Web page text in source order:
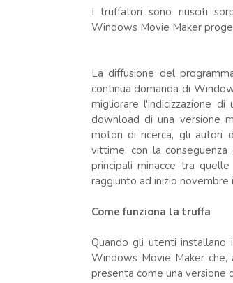
I truffatori sono riusciti
Windows Movie Maker
La diffusione del
continua domanda di
migliorare l'indicizzazione
download di una versione
motori di ricerca, gli autori
vittime, con la
principali minacce tra
raggiunto ad inizio novembre
Come funziona la truffa
Quando gli utenti
Windows Movie Maker
presenta come una versione